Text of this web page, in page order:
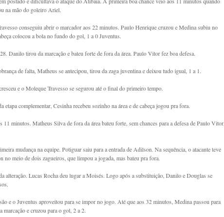
na mão do goleiro Ariel.
conseguiu abrir o marcador aos 22 minutos. Paulo Henrique cruzou e Medina subiu no
colocou a bola no fundo do gol, 1 a 0 Juventus.
Danilo tirou da marcação e bateu forte de fora da área. Paulo Vitor fez boa defesa.
de falta, Matheus se antecipou, tirou da zaga juventina e deixou tudo igual, 1 a 1.
e o Moleque Travesso se segurou até o final do primeiro tempo.
complementar, Cesinha recebeu sozinho na área e de cabeça jogou pra fora.
minutos. Matheus Silva de fora da área bateu forte, sem chances para a defesa de Paulo Vitor,
mudança na equipe. Potiguar saiu para a entrada de Adilson. Na sequência, o atacante teve
no meio de dois zagueiros, que limpou a jogada, mas bateu pra fora.
alteração. Lucas Rocha deu lugar a Moisés. Logo após a substituição, Danilo e Douglas se
e o Juventus aproveitou para se impor no jogo. Até que aos 32 minutos, Medina passou para
marcação e cruzou para o gol, 2 a 2.